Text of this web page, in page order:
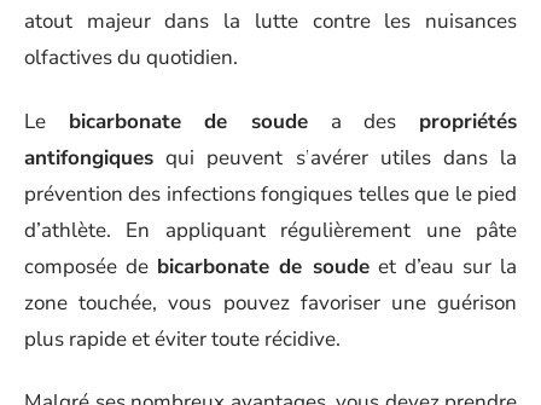
atout majeur dans la lutte contre les nuisances
olfactives du quotidien.
Le bicarbonate de soude a des propriétés
antifongiques qui peuvent s’avérer utiles dans la
prévention des infections fongiques telles que le pied
d’athlète. En appliquant régulièrement une pâte
composée de bicarbonate de soudeet d’eau sur la
zone touchée, vous pouvez favoriser une guérison
plus rapide et éviter toute récidive.